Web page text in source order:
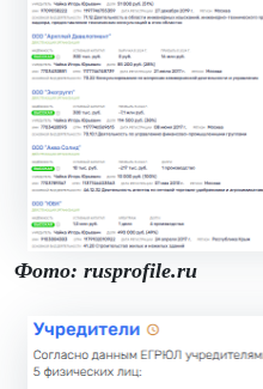
Фото: rusprofile.ru